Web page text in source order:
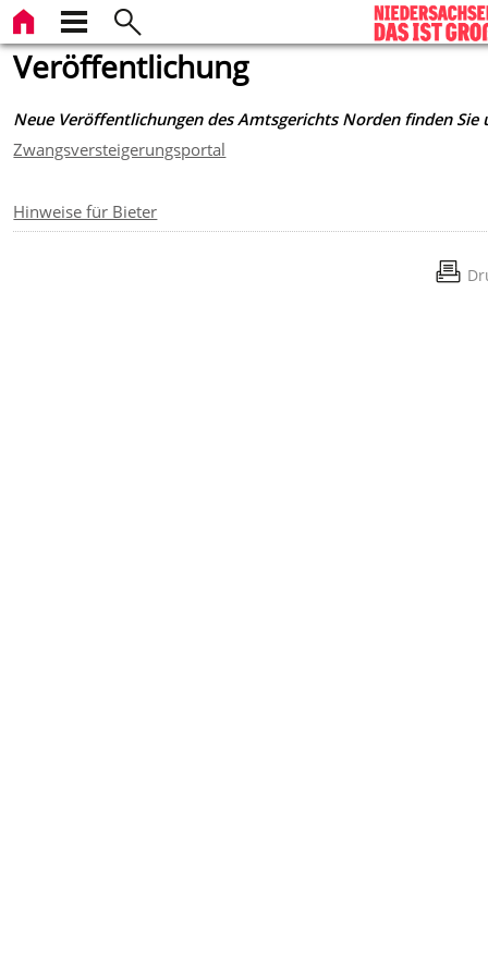
Veröffentlichung
Neue Veröffentlichungen des Amtsgerichts Norden finden Sie
Zwangsversteigerungsportal
Hinweise für Bieter